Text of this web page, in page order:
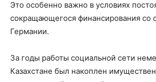
Это особенно важно в условиях
сокращающегося финансирования со
Германии.
За годы работы социальной сети
Казахстане был накоплен